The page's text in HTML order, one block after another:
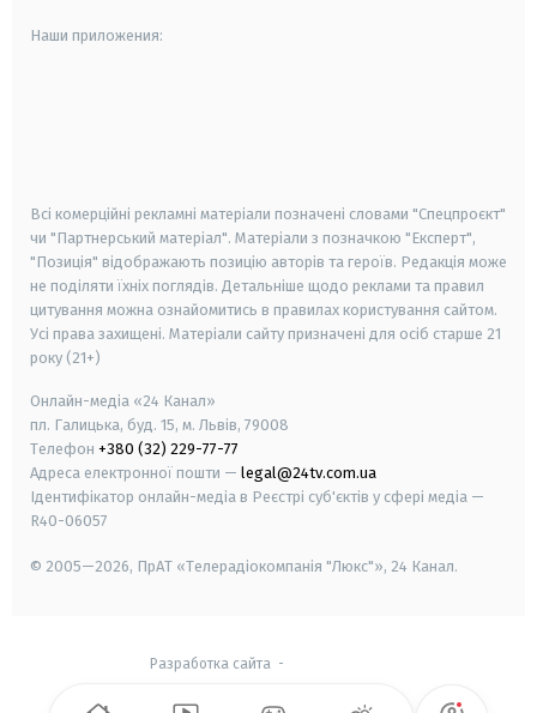
Наши приложения:
Всі комерційні рекламні матеріали позначені словами "Спецпроєкт"
чи "Партнерський матеріал". Матеріали з позначкою "Експерт",
"Позиція" відображають позицію авторів та героїв. Редакція може
не поділяти їхніх поглядів. Детальніше щодо реклами та правил
цитування можна ознайомитись в правилах користування сайтом.
Усі права захищені. Матеріали сайту призначені для осіб старше 21
року (21+)
Онлайн-медіа «24 Канал»
пл. Галицька, буд. 15, м. Львів, 79008
Телефон +380 (32) 229-77-77
Адреса електронної пошти — legal@24tv.com.ua
Ідентифікатор онлайн-медіа в Реєстрі суб'єктів у сфері медіа —
R40-06057
© 2005—2026, ПрАТ «Телерадіокомпанія "Люкс"», 24 Канал.
Разработка сайта -